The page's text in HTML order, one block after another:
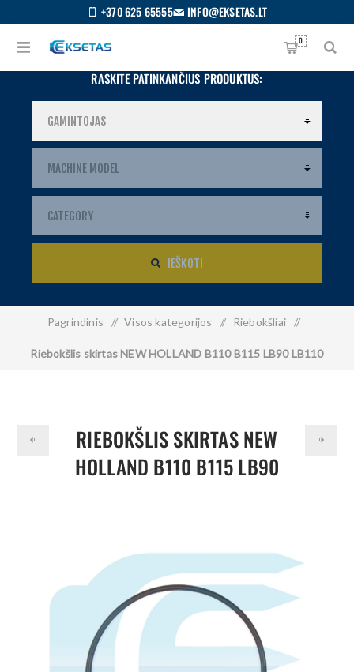
+370 625 65555 INFO@EKSETAS.LT
0
RASKITE PATINKANČIUS PRODUKTUS:
IEŠKOTI
Pagrindinis / Visos kategorijos / Riebokšliai /
Riebokšlis skirtas NEW HOLLAND B110 B115 LB90 LB110
RIEBOKŠLIS SKIRTAS NEW
HOLLAND B110 B115 LB90